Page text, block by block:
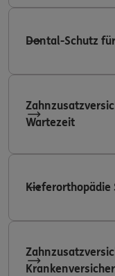
Dental-Schutz
Wartezeit
Kieferorthopädie